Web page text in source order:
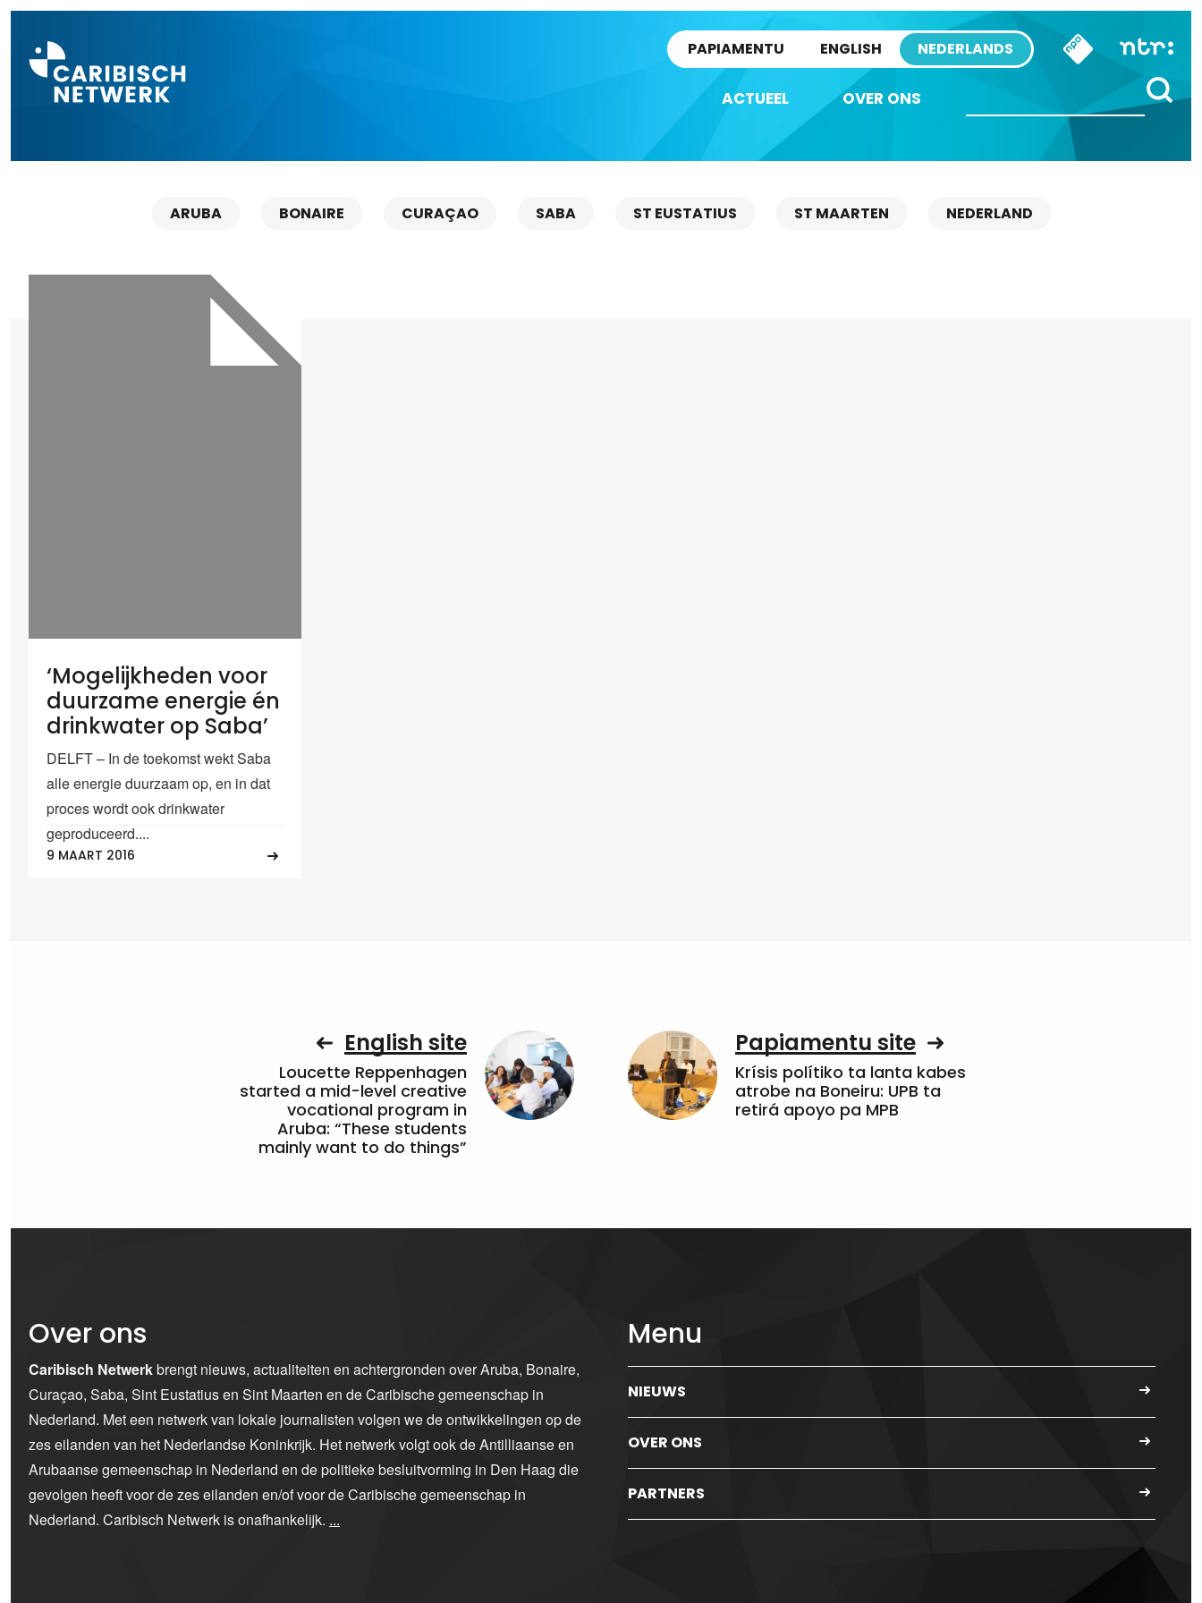
PAPIAMENTU ENGLISH NEDERLANDS
ACTUEEL OVER ONS
ARUBA BONAIRE CURAÇAO SABA ST EUSTATIUS ST MAARTEN NEDERLAND
‘Mogelijkheden voor
duurzame energie én
drinkwater op Saba’
DELFT – In de toekomst wekt Saba
alle energie duurzaam op, en in dat
proces wordt ook drinkwater
geproduceerd....
9 MAART 2016
English site
Loucette Reppenhagen
started a mid-level creative
vocational program in
Aruba: “These students
mainly want to do things”
Papiamentu site
Krísis polítiko ta lanta kabes
atrobe na Boneiru: UPB ta
retirá apoyo pa MPB
Over ons
Caribisch Netwerkbrengt nieuws, actualiteiten en achtergronden over Aruba, Bonaire,
Curaçao, Saba, Sint Eustatius en Sint Maarten en de Caribische gemeenschap in
Nederland. Met een netwerk van lokale journalisten volgen we de ontwikkelingen op de
zes eilanden van het Nederlandse Koninkrijk. Het netwerk volgt ook de Antilliaanse en
Arubaanse gemeenschap in Nederland en de politieke besluitvorming in Den Haag die
gevolgen heeft voor de zes eilanden en/of voor de Caribische gemeenschap in
Nederland. Caribisch Netwerk is onafhankelijk. ...
Menu
NIEUWS
OVER ONS
PARTNERS